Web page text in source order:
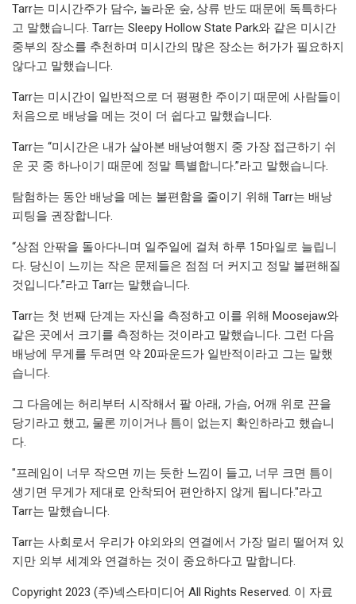
Tarr는 미시간주가 담수, 놀라운 숲, 상류 반도 때문에 독특하다
고 말했습니다. Tarr는 Sleepy Hollow State Park와 같은 미시간
중부의 장소를 추천하며 미시간의 많은 장소는 허가가 필요하지
않다고 말했습니다.
Tarr는 미시간이 일반적으로 더 평평한 주이기 때문에 사람들이
처음으로 배낭을 메는 것이 더 쉽다고 말했습니다.
Tarr는 “미시간은 내가 살아본 배낭여행지 중 가장 접근하기 쉬
운 곳 중 하나이기 때문에 정말 특별합니다.”라고 말했습니다.
탐험하는 동안 배낭을 메는 불편함을 줄이기 위해 Tarr는 배낭
피팅을 권장합니다.
“상점 안팎을 돌아다니며 일주일에 걸쳐 하루 15마일로 늘립니
다. 당신이 느끼는 작은 문제들은 점점 더 커지고 정말 불편해질
것입니다.”라고 Tarr는 말했습니다.
Tarr는 첫 번째 단계는 자신을 측정하고 이를 위해 Moosejaw와
같은 곳에서 크기를 측정하는 것이라고 말했습니다. 그런 다음
배낭에 무게를 두려면 약 20파운드가 일반적이라고 그는 말했
습니다.
그 다음에는 허리부터 시작해서 팔 아래, 가슴, 어깨 위로 끈을
당기라고 했고, 물론 끼이거나 틈이 없는지 확인하라고 했습니
다.
"프레임이 너무 작으면 끼는 듯한 느낌이 들고, 너무 크면 틈이
생기면 무게가 제대로 안착되어 편안하지 않게 됩니다."라고
Tarr는 말했습니다.
Tarr는 사회로서 우리가 야외와의 연결에서 가장 멀리 떨어져 있
지만 외부 세계와 연결하는 것이 중요하다고 말합니다.
Copyright 2023 (주)넥스타미디어 All Rights Reserved. 이 자료